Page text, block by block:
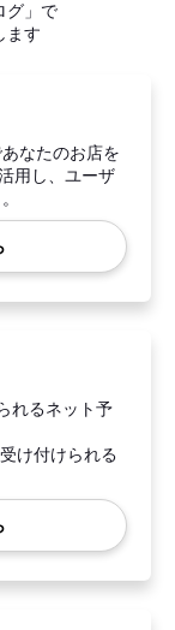
グ」で
ます
なたのお店を
用し、ユーザ
れるネット予
け付けられる